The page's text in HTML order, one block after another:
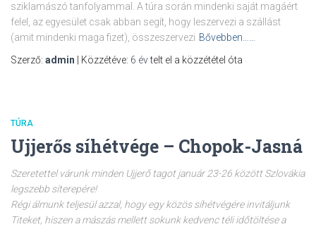
sziklamászó tanfolyammal. A túra során mindenki saját magáért
felel, az egyesület csak abban segít, hogy leszervezi a szállást
(amit mindenki maga fizet), összeszervezi Bővebben……
Szerző: admin | Közzétéve: 6 évtelt el a közzététel óta
TÚRA
Ujjerős síhétvége – Chopok-Jasná
Szeretettel várunk minden Ujjerő tagot január 23-26 között Szlovákia
legszebb síterepére!
Régi álmunk teljesül azzal, hogy egy közös síhétvégére invitáljunk
Titeket, hiszen a mászás mellett sokunk kedvenc téli időtöltése a